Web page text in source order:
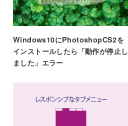
Windows10にPhotoshopCS2を
インストールしたら「動作が停止し
ました」エラー